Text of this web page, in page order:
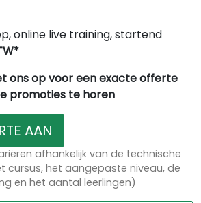
online live training, startend
ons op voor een exacte offerte
promoties te horen
AAN
afhankelijk van de technische
cursus, het aangepaste niveau, de
en het aantal leerlingen)